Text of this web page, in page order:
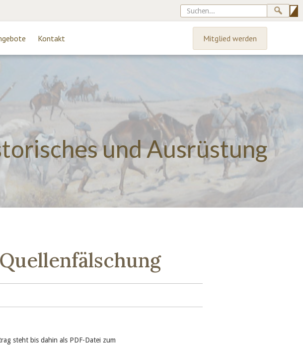
Kontakt Mitglied werden
und Ausrüstung
steht bis dahin als PDF-Datei zum